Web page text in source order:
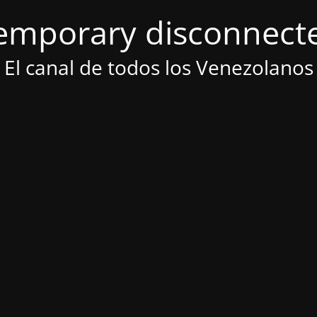
El canal de todos los Venezolanos